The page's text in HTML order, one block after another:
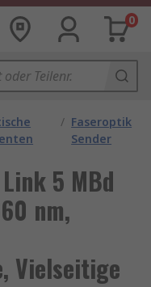
0
/ Faseroptik
Sender
5 MBd
nm,
Vielseitige